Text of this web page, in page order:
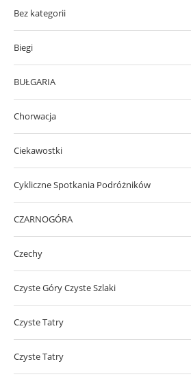
Bez kategorii
Biegi
BUŁGARIA
Chorwacja
Ciekawostki
Cykliczne Spotkania Podróżników
CZARNOGÓRA
Czechy
Czyste Góry Czyste Szlaki
Czyste Tatry
Czyste Tatry